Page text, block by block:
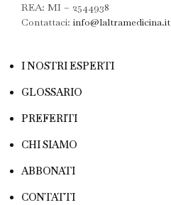
REA: MI – 2544938
Contattaci: info@laltramedicina.it
I NOSTRI ESPERTI
GLOSSARIO
PREFERITI
CHI SIAMO
ABBONATI
CONTATTI